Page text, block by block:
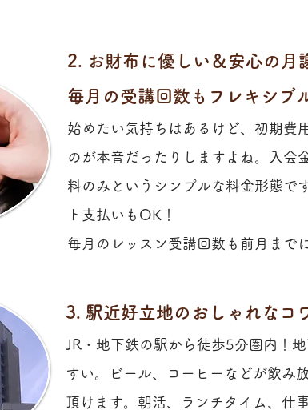
2. お財布に優しい＆安心の月
毎月の受講回数もフレキシブ
始めたい気持ちはあるけど、初期費
のが本音だったりしますよね。​入会
料のみというシンプルな料金形態で
ト支払いもOK！
毎月のレッスン受講回数も前月まで
3. 駅近好立地のおしゃれなコ
JR・地下鉄の駅から徒歩5分圏内！
すい。ビール、コーヒーなどが飲み
頂けます。 朝活、ランチタイム、仕